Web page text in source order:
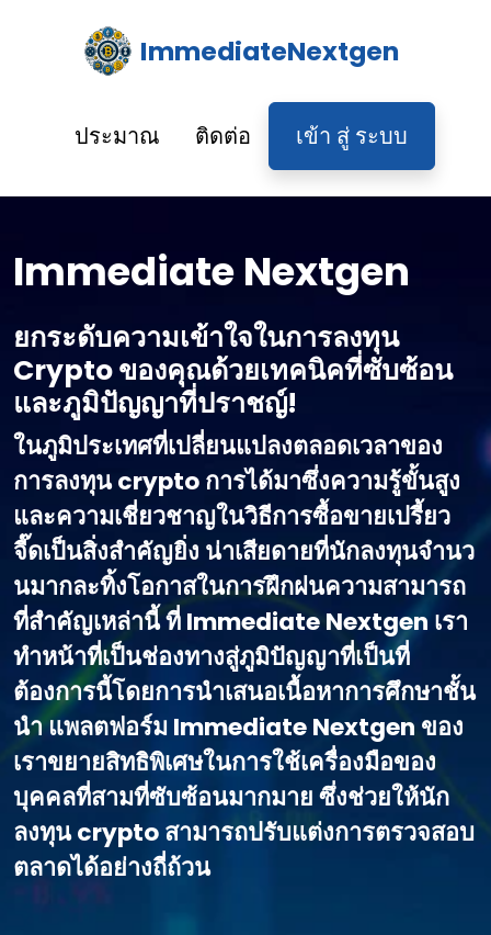
ImmediateNextgen
ประมาณ ติดต่อ เข้า สู่ ระบบ
Immediate Nextgen
ยกระดับความเข้าใจในการลงทุน
Crypto ของคุณด้วยเทคนิคที่ซับซ้อน
และภูมิปัญญาที่ปราชญ์!
ในภูมิประเทศที่เปลี่ยนแปลงตลอดเวลาของ
การลงทุน crypto การได้มาซึ่งความรู้ขั้นสูง
และความเชี่ยวชาญในวิธีการซื้อขายเปรี้ยว
จี๊ดเป็นสิ่งสําคัญยิ่ง น่าเสียดายที่นักลงทุนจํานว
นมากละทิ้งโอกาสในการฝึกฝนความสามารถ
ที่สําคัญเหล่านี้ ที่ Immediate Nextgen เรา
ทําหน้าที่เป็นช่องทางสู่ภูมิปัญญาที่เป็นที่
ต้องการนี้โดยการนําเสนอเนื้อหาการศึกษาชั้น
นํา แพลตฟอร์ม Immediate Nextgen ของ
เราขยายสิทธิพิเศษในการใช้เครื่องมือของ
บุคคลที่สามที่ซับซ้อนมากมาย ซึ่งช่วยให้นัก
ลงทุน crypto สามารถปรับแต่งการตรวจสอบ
ตลาดได้อย่างถี่ถ้วน